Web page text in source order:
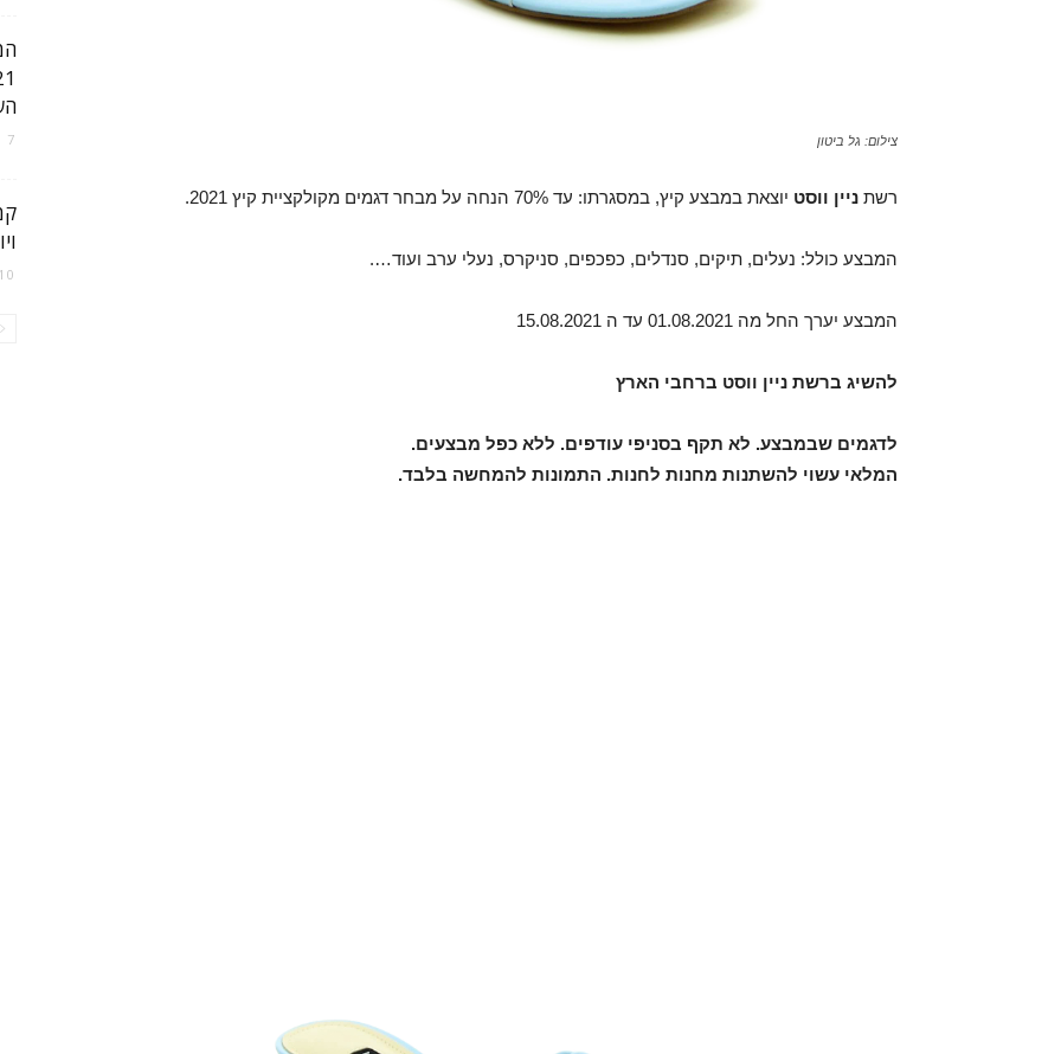
צילום: גל ביטון
רשת ניין ווסט יוצאת במבצע קיץ, במסגרתו: עד 70% הנחה על מבחר דגמים מקולקציית קיץ 2021.
המבצע כולל: נעלים, תיקים, סנדלים, כפכפים, סניקרס, נעלי ערב ועוד….
המבצע יערך החל מה 01.08.2021 עד ה 15.08.2021
להשיג ברשת ניין ווסט ברחבי הארץ
לדגמים שבמבצע. לא תקף בסניפי עודפים. ללא כפל מבצעים.
המלאי עשוי להשתנות מחנות לחנות. התמונות להמחשה בלבד.
7 במרץ 2021
10 במרץ 2021